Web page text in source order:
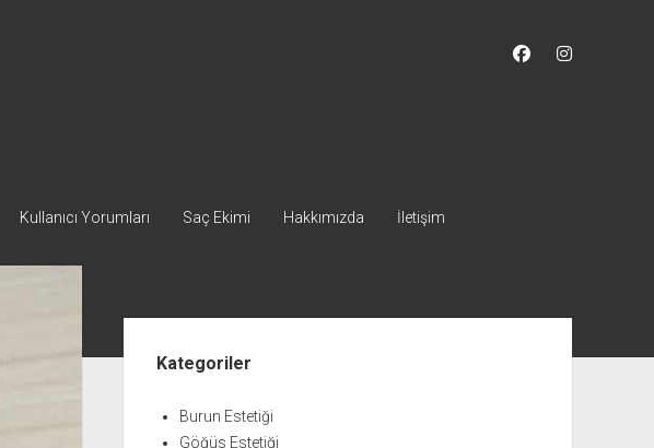
facebookinstagram
Kullanıcı Yorumları Saç Ekimi Hakkımızda İletişim
MenüKategoriler
Burun Estetiği
Göğüs Estetiği